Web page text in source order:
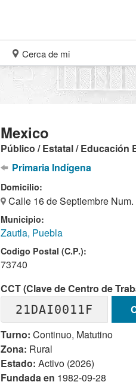
Cerca de mi
Mexico
Público / Estatal / Educación
Primaria Indígena
Domicilio:
Calle 16 de Septiembre
Municipio:
Zautla, Puebla
Codigo Postal (C.P.):
73740
CCT (Clave de Centro de
21DAI0011F
Turno: Continuo, Matutino
Zona: Rural
Estado: Activo (2026)
Fundada en 1982-09-28